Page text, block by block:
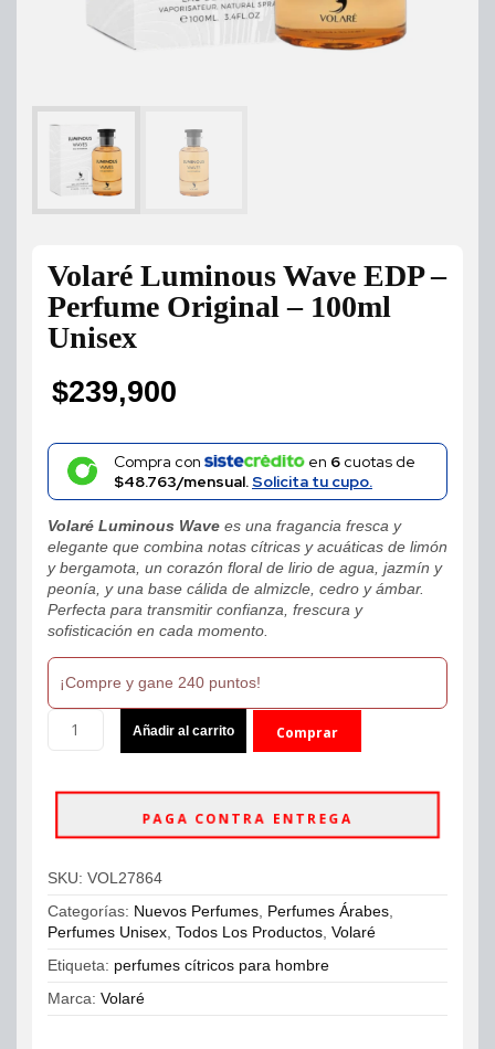
Volaré Luminous Wave EDP –
Perfume Original – 100ml
Unisex
$239,900
Compra con en 6cuotas de
$48.763/mensual.Solicita tu cupo.
Volaré Luminous Wave es una fragancia fresca y
elegante que combina notas cítricas y acuáticas de limón
y bergamota, un corazón floral de lirio de agua, jazmín y
peonía, y una base cálida de almizcle, cedro y ámbar.
Perfecta para transmitir confianza, frescura y
sofisticación en cada momento.
¡Compre y gane 240 puntos!
Luminous
Original
100ml
Unisex
cantidad
Añadir al carrito Comprar
PAGA CONTRA ENTREGA
SKU: VOL27864
Categorías: Nuevos Perfumes Perfumes Árabes
Perfumes Unisex Todos Los Productos Volaré
Etiqueta: perfumes cítricos para hombre
Marca: Volaré